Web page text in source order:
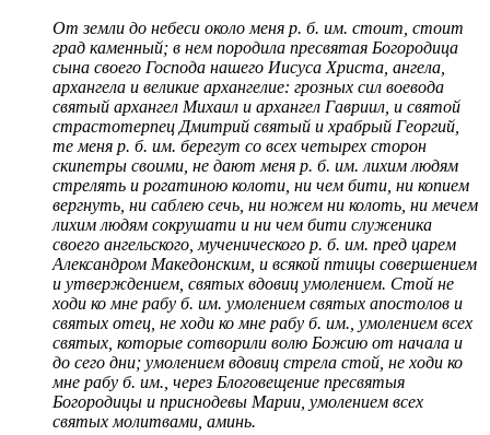
От земли до небеси около меня р. б. им. стоит, стоит
град каменный; в нем породила пресвятая Богородица
сына своего Господа нашего Иисуса Христа, ангела,
архангела и великие архангелие: грозных сил воевода
святый архангел Михаил и архангел Гавриил, и святой
страстотерпец Дмитрий святый и храбрый Георгий,
те меня р. б. им. берегут со всех четырех сторон
скипетры своими, не дают меня р. б. им. лихим людям
стрелять и рогатиною колоти, ни чем бити, ни копием
вергнуть, ни саблею сечь, ни ножем ни колоть, ни мечем
лихим людям сокрушати и ни чем бити служеника
своего ангельского, мученического р. б. им. пред царем
Александром Македонским, и всякой птицы совершением
и утверждением, святых вдовиц умолением. Стой не
ходи ко мне рабу б. им. умолением святых апостолов и
святых отец, не ходи ко мне рабу б. им., умолением всех
святых, которые сотворили волю Божию от начала и
до сего дни; умолением вдовиц стрела стой, не ходи ко
мне рабу б. им., через Блоговещение пресвятыя
Богородицы и приснодевы Марии, умолением всех
святых молитвами, аминь.